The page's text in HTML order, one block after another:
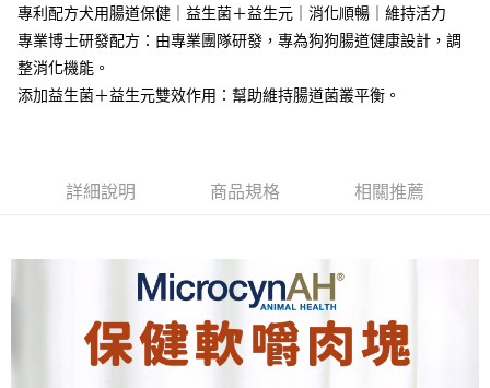
專利配方犬用腸道保健｜益生菌＋益生元｜消化順暢｜維持活力
專業博士研發配方：由專業團隊研發，專為狗狗腸道健康設計，調
整消化機能。
添加益生菌＋益生元雙效作用：幫助維持腸道菌叢平衡。
詳細說明 商品規格 相關推薦